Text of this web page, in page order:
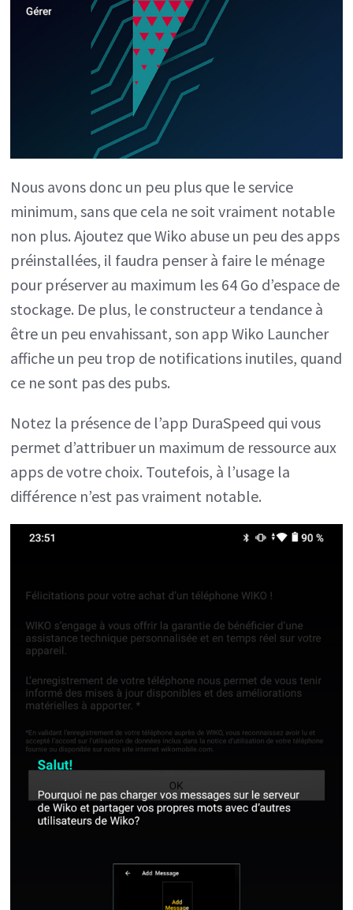
Nous avons donc un peu plus que le service
minimum, sans que cela ne soit vraiment notable
non plus. Ajoutez que Wiko abuse un peu des apps
préinstallées, il faudra penser à faire le ménage
pour préserver au maximum les 64 Go d’espace de
stockage. De plus, le constructeur a tendance à
être un peu envahissant, son app Wiko Launcher
affiche un peu trop de notifications inutiles, quand
ce ne sont pas des pubs.
Notez la présence de l’app DuraSpeed qui vous
permet d’attribuer un maximum de ressource aux
apps de votre choix. Toutefois, à l’usage la
différence n’est pas vraiment notable.